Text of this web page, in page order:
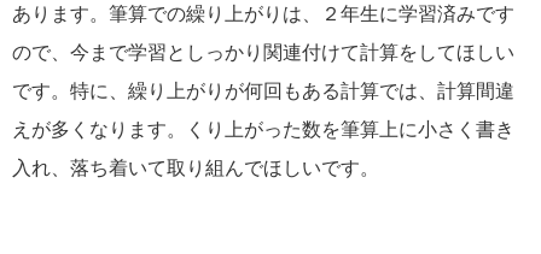
あります。筆算での繰り上がりは、２年生に学習済みです
ので、今まで学習としっかり関連付けて計算をしてほしい
です。特に、繰り上がりが何回もある計算では、計算間違
えが多くなります。くり上がった数を筆算上に小さく書き
入れ、落ち着いて取り組んでほしいです。